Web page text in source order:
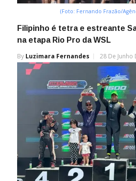
(Foto: Fernando Frazão/
Filipinho é tetra e estreante
na etapa Rio Pro da WSL
By Luzimara Fernandes 28 De Junho